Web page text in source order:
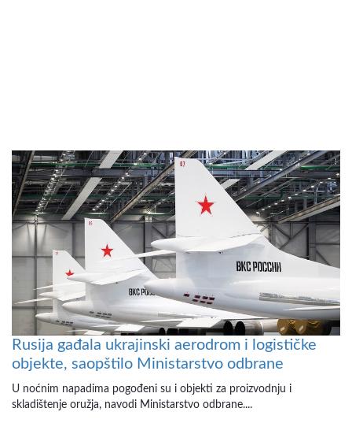
Rusija gađala ukrajinski aerodrom i logističke
objekte, saopštilo Ministarstvo odbrane
U noćnim napadima pogođeni su i objekti za proizvodnju i
skladištenje oružja, navodi Ministarstvo odbrane....